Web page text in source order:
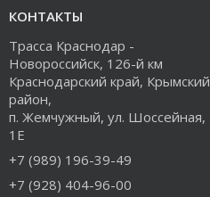
КОНТАКТЫ
Трасса Краснодар -
Новороссийск, 126-й км
Краснодарский край, Крымский
район,
п. Жемчужный, ул. Шоссейная,
1Е
+7 (989) 196-39-49
+7 (928) 404-96-00